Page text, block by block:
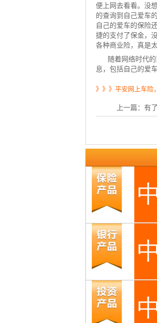
便上网去看看。没
的查询到自己爱车
自己的爱车的保险
捷的支付了保金，
各种商业险，真是
随着网络时代
息，包括自己的爱
》》》平安网上车险
上一篇： 有